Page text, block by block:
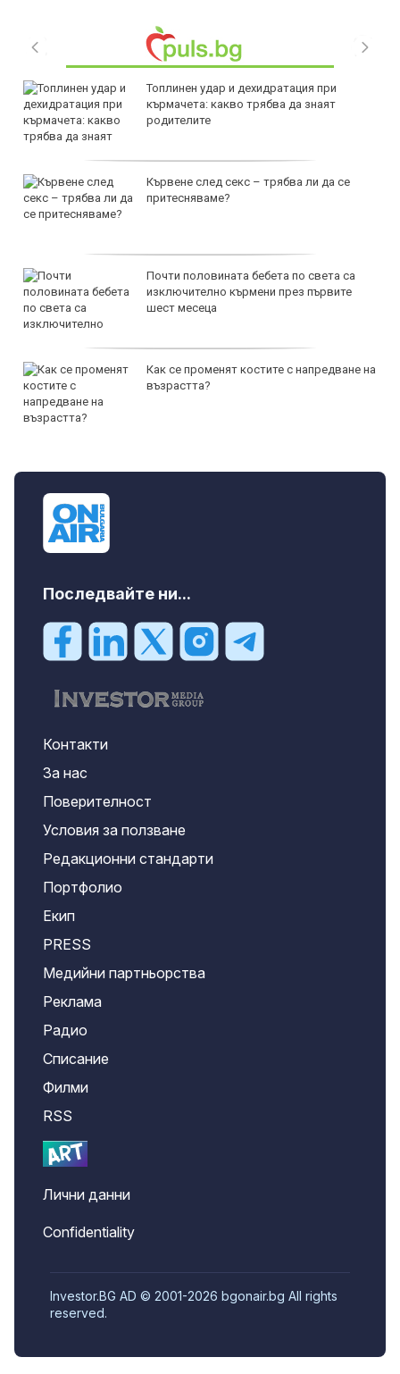
Топлинен удар и дехидратация при
кърмачета: какво трябва да знаят
родителите
Кървене след секс – трябва ли да се
притесняваме?
Почти половината бебета по света са
изключително кърмени през първите
шест месеца
Как се променят костите с напредване на
възрастта?
Последвайте ни...
Контакти
За нас
Поверителност
Условия за ползване
Редакционни стандарти
Портфолио
Екип
PRESS
Медийни партньорства
Реклама
Радио
Списание
Филми
RSS
Лични данни
Confidentiality
Investor.BG AD © 2001-2026 bgonair.bg All rights
reserved.